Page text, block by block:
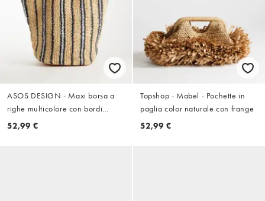
ASOS DESIGN - Maxi borsa a
righe multicolore con bordi
sfrangiati
52,99 €
Topshop - Mabel - Pochette in
paglia color naturale con frange
52,99 €